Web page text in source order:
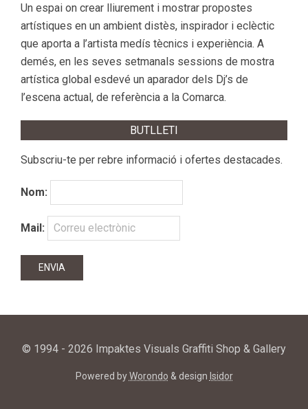
Un espai on crear lliurement i mostrar propostes
artístiques en un ambient distès, inspirador i eclèctic
que aporta a l’artista medís tècnics i experiència. A
demés, en les seves setmanals sessions de mostra
artística global esdevé un aparador dels Dj’s de
l’escena actual, de referència a la Comarca.
BUTLLETI
Subscriu-te per rebre informació i ofertes destacades.
Nom:
Mail:
© 1994 - 2026 Impaktes Visuals Graffiti Shop & Gallery
Powered byWorondo & design Isidor